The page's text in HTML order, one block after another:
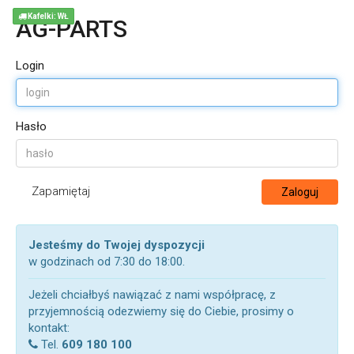
AG-PARTS
Login
Hasło
Zapamiętaj Zaloguj
Jesteśmy do Twojej dyspozycji
w godzinach od 7:30 do 18:00.
Jeżeli chciałbyś nawiązać z nami współpracę, z
przyjemnością odezwiemy się do Ciebie, prosimy o
kontakt:
Tel. 609 180 100
Kafelki: WŁ